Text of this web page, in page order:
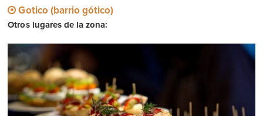
Gotico (barrio gótico)
Otros lugares de la zona: